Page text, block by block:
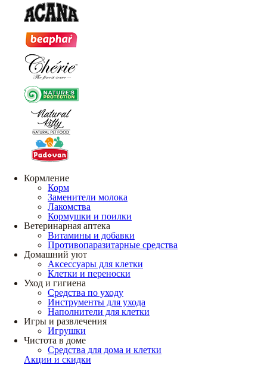
Кормление
Корм
Заменители молока
Лакомства
Кормушки и поилки
Ветеринарная аптека
Витамины и добавки
Противопаразитарные средства
Домашний уют
Аксессуары для клетки
Клетки и переноски
Уход и гигиена
Средства по уходу
Инструменты для ухода
Наполнители для клетки
Игры и развлечения
Игрушки
Чистота в доме
Средства для дома и клетки
Акции и скидки